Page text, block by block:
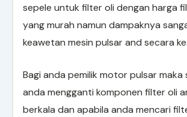
sepele untuk filter oli dengan harga
yang murah namun dampaknya
keawetan mesin pulsar and secara
Bagi anda pemilik motor pulsar maka
anda mengganti komponen filter oli
berkala dan apabila anda mencari